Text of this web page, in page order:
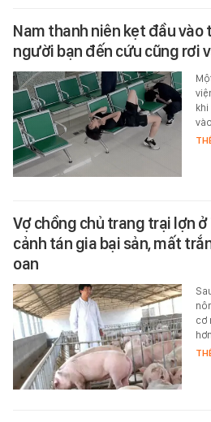
Nam thanh niên kẹt đầu vào
người bạn đến cứu cũng rơi
Vợ chồng chủ trang trại lợn ở
cảnh tán gia bại sản, mất
oan
cơ